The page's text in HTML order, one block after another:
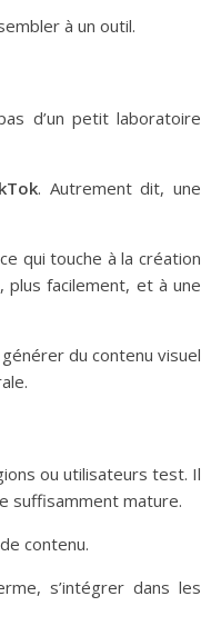
à un outil.
d’un petit laboratoire
. Autrement dit, une
qui touche à la création
plus facilement, et à une
du contenu visuel
ou utilisateurs test. Il
suffisamment mature.
contenu.
s’intégrer dans les